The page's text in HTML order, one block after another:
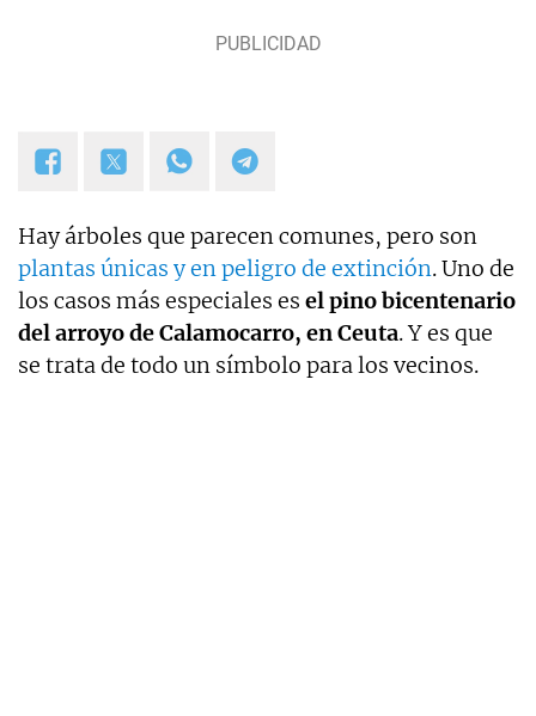
Hay árboles que parecen comunes, pero son
plantas únicas y en peligro de extinción. Uno de
los casos más especiales es el pino bicentenario
del arroyo de Calamocarro, en Ceuta. Y es que
se trata de todo un símbolo para los vecinos.